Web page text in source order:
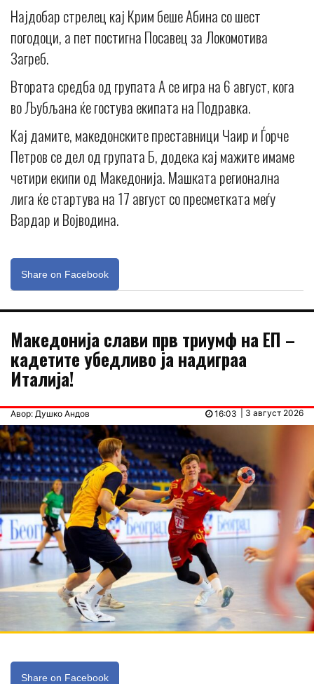
Најдобар стрелец кај Крим беше Абина со шест
погодоци, а пет постигна Посавец за Локомотива
Загреб.
Втората средба од групата А се игра на 6 август, кога
во Љубљана ќе гостува екипата на Подравка.
Кај дамите, македонските преставници Чаир и Ѓорче
Петров се дел од групата Б, додека кај мажите имаме
четири екипи од Македонија. Машката регионална
лига ќе стартува на 17 август со пресметката меѓу
Вардар и Војводина.
Share on Facebook
Македонија слави прв триумф на ЕП –
кадетите убедливо ја надиграа
Италија!
Авор: Душко Андов | 3 август 2026
16:03
Share on Facebook